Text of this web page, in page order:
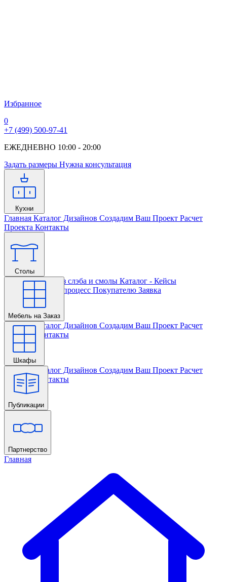
Избранное
0
+7 (499) 500-97-41
ЕЖЕДНЕВНО 10:00 - 20:00
Задать размеры Нужна консультация
Кухни
Главная Каталог Дизайнов Создадим Ваш Проект Расчет
Проекта Контакты
Столы
Главная Столы из слэба и смолы Каталог - Кейсы
Кастомизации и процесс Покупателю Заявка
Мебель на Заказ
Главная Каталог Дизайнов Создадим Ваш Проект Расчет
Проекта
Контакты
Шкафы
Главная Каталог Дизайнов Создадим Ваш Проект Расчет
Проекта Контакты
Публикации
Главная
Партнерство
Главная